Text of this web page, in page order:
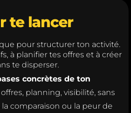
te lancer
pour structurer ton activité.
à planifier tes offres et à créer
te disperser.
concrètes de ton
offres, planning, visibilité, sans
comparaison ou la peur de